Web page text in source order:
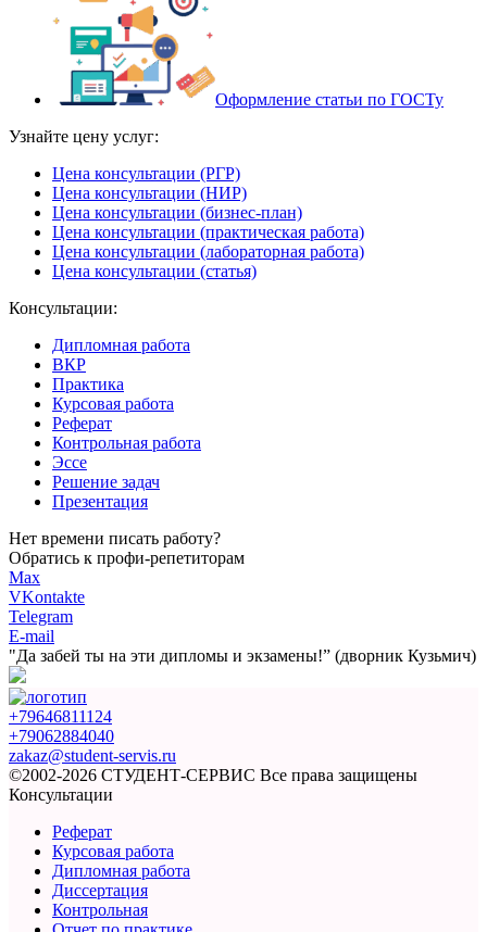
Оформление статьи по ГОСТу
Узнайте цену услуг:
Цена консультации (РГР)
Цена консультации (НИР)
Цена консультации (бизнес-план)
Цена консультации (практическая работа)
Цена консультации (лабораторная работа)
Цена консультации (статья)
Консультации:
Дипломная работа
ВКР
Практика
Курсовая работа
Реферат
Контрольная работа
Эссе
Решение задач
Презентация
Нет времени писать работу?
Обратись к профи-репетиторам
Max
VKontakte
Telegram
E-mail
"Да забей ты на эти дипломы и экзамены!” (дворник Кузьмич)
+79646811124
+79062884040
zakaz@student-servis.ru
©2002-2026 СТУДЕНТ-СЕРВИС Все права защищены
Консультации
Реферат
Курсовая работа
Дипломная работа
Диссертация
Контрольная